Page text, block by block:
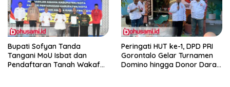
Bupati Sofyan Tanda
Tangani MoU Isbat dan
Pendaftaran Tanah Wakaf
Peringati HUT ke-1, DPD PRI
Gorontalo Gelar Turnamen
Domino hingga Donor Darah